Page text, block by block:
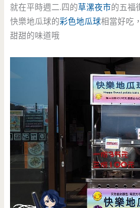
就在平時週二.四的草漯夜市的五福
快樂地瓜球的彩色地瓜球相當好吃
甜甜的味道哦